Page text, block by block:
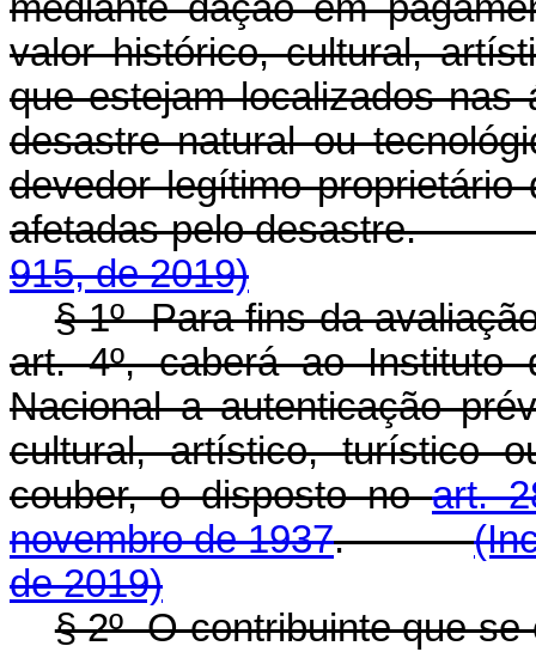
valor histórico, cultural,
que estejam localizados nas
desastre natural ou
devedor legítimo
afetadas pelo
915, de 2019)
§ 1º Para fins da
art. 4º, caberá ao Instituto
Nacional a autenticação
cultural, artístico, turístico
couber, o disposto noart.
novembro de 1937.
de 2019)
§ 2º O contribuinte que